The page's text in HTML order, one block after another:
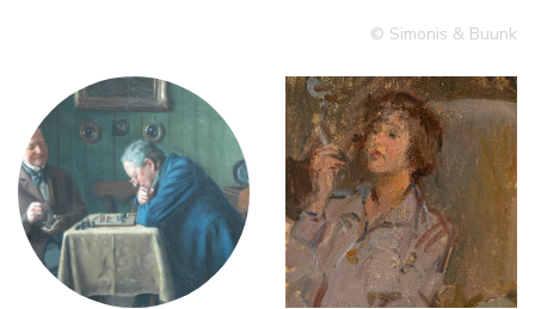
© Simonis & Buunk